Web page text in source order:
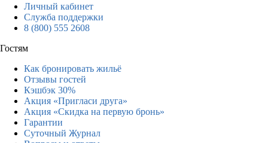
Личный кабинет
Служба поддержки
8 (800) 555 2608
Гостям
Как бронировать жильё
Отзывы гостей
Кэшбэк 30%
Акция «Пригласи друга»
Акция «Скидка на первую бронь»
Гарантии
Суточный Журнал